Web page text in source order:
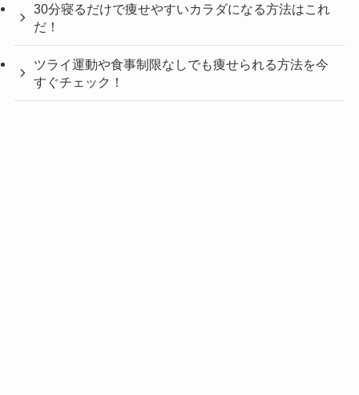
30分寝るだけで痩せやすいカラダになる方法はこれ
だ！
ツライ運動や食事制限なしでも痩せられる方法を今
すぐチェック！